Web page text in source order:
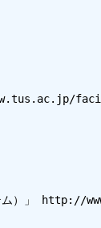
システム）」